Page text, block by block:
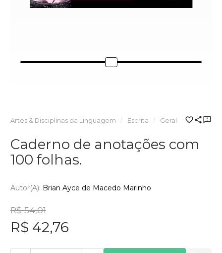
Artes & Disciplinas da Linguagem Escrita Geral
Caderno de anotações com
100 folhas.
Autor(a): Brian Ayce de Macedo Marinho
R$ 54,01
R$ 42,76